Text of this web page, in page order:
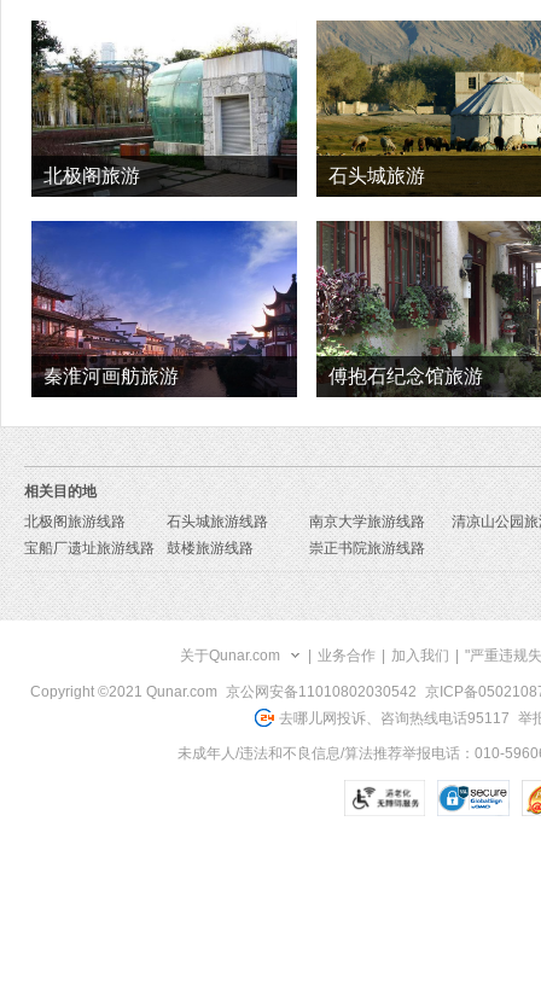
北极阁旅游 石头城旅游
秦淮河画舫旅游 傅抱石纪念馆旅游
相关目的地
北极阁旅游线路
石头城旅游线路 南京大学旅游线路
清凉山公园
宝船厂遗址旅游线路
鼓楼旅游线路 崇正书院旅游线路
关于Qunar.com 业务合作 加入我们 "严重违规
Copyright ©2021 Qunar.com 京公网安备11010802030542
京ICP备
去哪儿网投诉、咨询热线电话95117 举
未成年人/违法和不良信息/算法推荐举报电话：010-